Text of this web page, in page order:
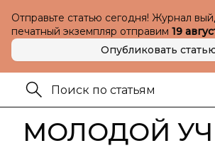
Отправьте статью сегодня! Журнал
печатный экземпляр отправим 19
Опубликовать
МОЛОДОЙ